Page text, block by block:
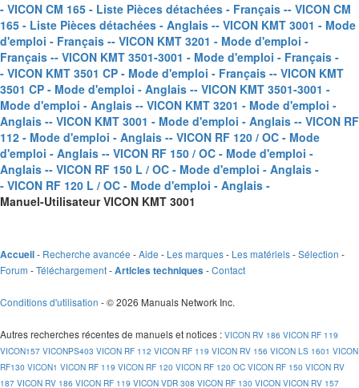
- VICON CM 165 - Liste Pièces détachées - Français -- VICON CM
165 - Liste Pièces détachées - Anglais -- VICON KMT 3001 - Mode
d'emploi - Français -- VICON KMT 3201 - Mode d'emploi -
Français -- VICON KMT 3501-3001 - Mode d'emploi - Français -
- VICON KMT 3501 CP - Mode d'emploi - Français -- VICON KMT
3501 CP - Mode d'emploi - Anglais -- VICON KMT 3501-3001 -
Mode d'emploi - Anglais -- VICON KMT 3201 - Mode d'emploi -
Anglais -- VICON KMT 3001 - Mode d'emploi - Anglais -- VICON RF
112 - Mode d'emploi - Anglais -- VICON RF 120 / OC - Mode
d'emploi - Anglais -- VICON RF 150 / OC - Mode d'emploi -
Anglais -- VICON RF 150 L / OC - Mode d'emploi - Anglais -
- VICON RF 120 L / OC - Mode d'emploi - Anglais -
Manuel-Utilisateur VICON KMT 3001
Accueil- Recherche avancée -Aide - Les marques- Les matériels-Sélection -
Forum -Téléchargement-Articles techniques -Contact
Conditions d'utilisation - © 2026 Manuals Network Inc.
Autres recherches récentes de manuels et notices : VICON RV 186 VICON RF 119
VICON157 VICONPS403 VICON RF 112 VICON RF 119 VICON RV 156 VICON LS 1601 VICON
RF130 VICON1 VICON RF 119 VICON RF 120 VICON RF 120 OC VICON RF 150 VICON RV
187 VICON RV 186 VICON RF 119 VICON VDR 308 VICON RF 130 VICON VICON RV 157